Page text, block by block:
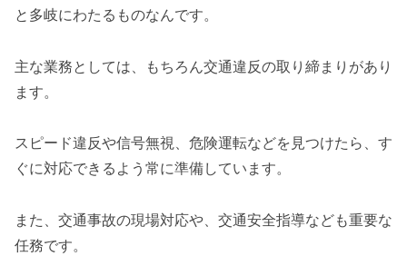
と多岐にわたるものなんです。
主な業務としては、もちろん交通違反の取り締まりがあり
ます。
スピード違反や信号無視、危険運転などを見つけたら、す
ぐに対応できるよう常に準備しています。
また、交通事故の現場対応や、交通安全指導なども重要な
任務です。